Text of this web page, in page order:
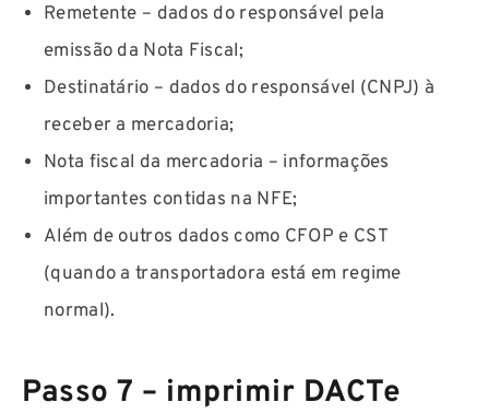
Remetente – dados do responsável pela
emissão da Nota Fiscal;
Destinatário – dados do responsável (CNPJ) à
receber a mercadoria;
Nota fiscal da mercadoria – informações
importantes contidas na NFE;
Além de outros dados como CFOP e CST
(quando a transportadora está em regime
normal).
Passo 7 – imprimir DACTe